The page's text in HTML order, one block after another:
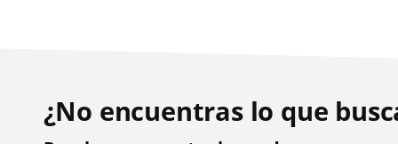
¿No encuentras lo que